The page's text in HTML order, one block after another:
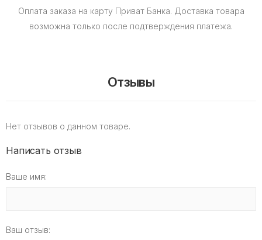
Оплата заказа на карту Приват Банка. Доставка товара
возможна только после подтверждения платежа.
Отзывы
Нет отзывов о данном товаре.
Написать отзыв
Ваше имя:
Ваш отзыв: